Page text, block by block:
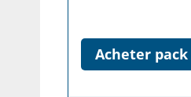
Acheter pack